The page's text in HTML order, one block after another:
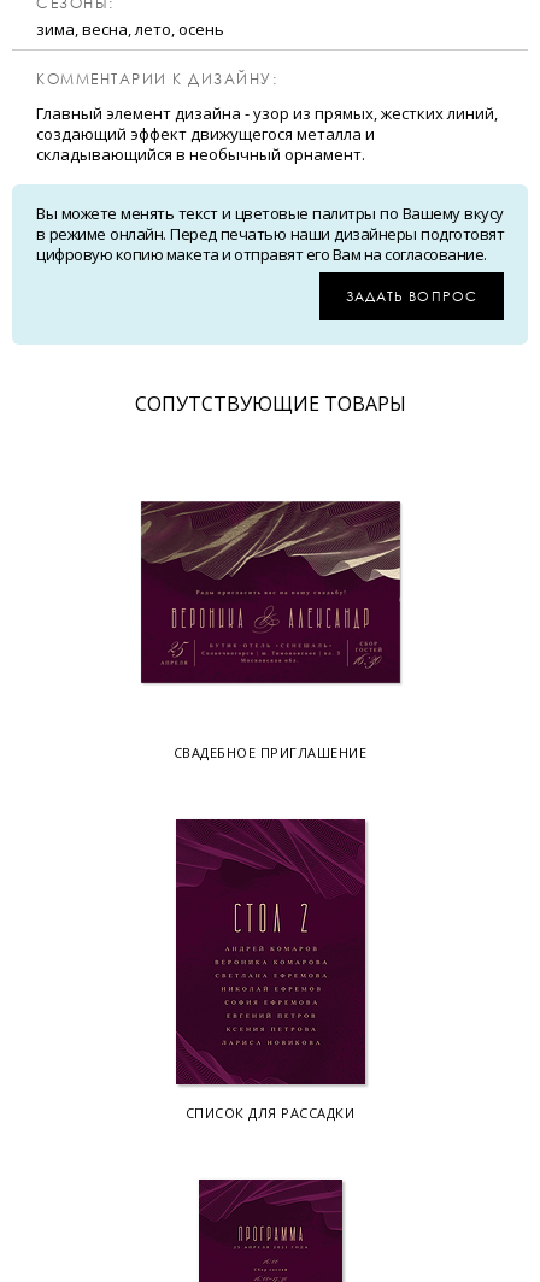
зима, весна, лето, осень
КОММЕНТАРИИ К ДИЗАЙНУ:
Главный элемент дизайна - узор из прямых, жестких линий,
создающий эффект движущегося металла и
складывающийся в необычный орнамент.
Вы можете менять текст и цветовые палитры по Вашему вкусу
в режиме онлайн. Перед печатью наши дизайнеры подготовят
цифровую копию макета и отправят его Вам на согласование.
ЗАДАТЬ ВОПРОС
CОПУТСТВУЮЩИЕ ТОВАРЫ
СВАДЕБНОЕ ПРИГЛАШЕНИЕ
СПИСОК ДЛЯ РАССАДКИ